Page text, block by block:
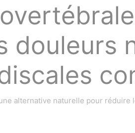
douleurs
alternative naturelle pour